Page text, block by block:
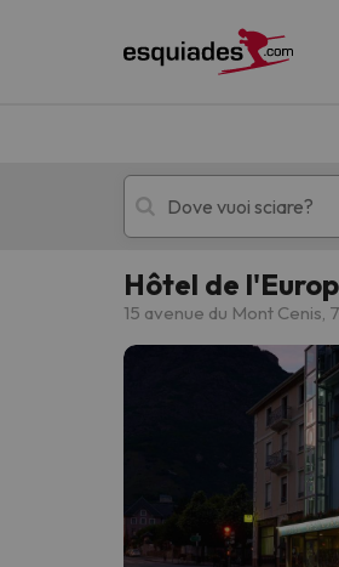
Hotel + skipass
Ops, non abbiamo
Hôtel de
15 avenue du Mont